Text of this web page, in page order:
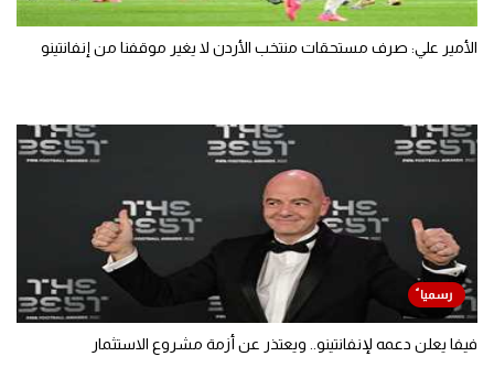
الأمير علي: صرف مستحقات منتخب الأردن لا يغير موقفنا من إنفانتينو
فيفا يعلن دعمه لإنفانتينو.. ويعتذر عن أزمة مشروع الاستثمار